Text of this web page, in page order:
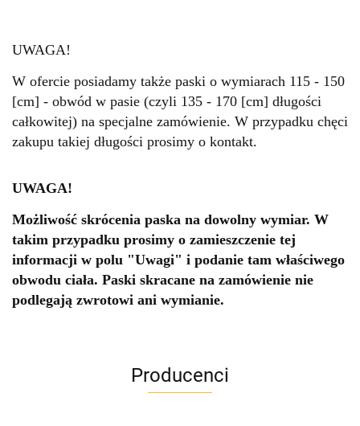
UWAGA!
W ofercie posiadamy także paski o wymiarach 115 - 150
[cm] - obwód w pasie (czyli 135 - 170 [cm] długości
całkowitej) na specjalne zamówienie. W przypadku chęci
zakupu takiej długości prosimy o kontakt.
UWAGA!
Możliwość skrócenia paska na dowolny wymiar. W
takim przypadku prosimy o zamieszczenie tej
informacji w polu "Uwagi" i podanie tam właściwego
obwodu ciała. Paski skracane na zamówienie nie
podlegają zwrotowi ani wymianie.
Producenci